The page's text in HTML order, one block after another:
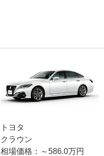
トヨタ
クラウン
相場価格：～586.0万円